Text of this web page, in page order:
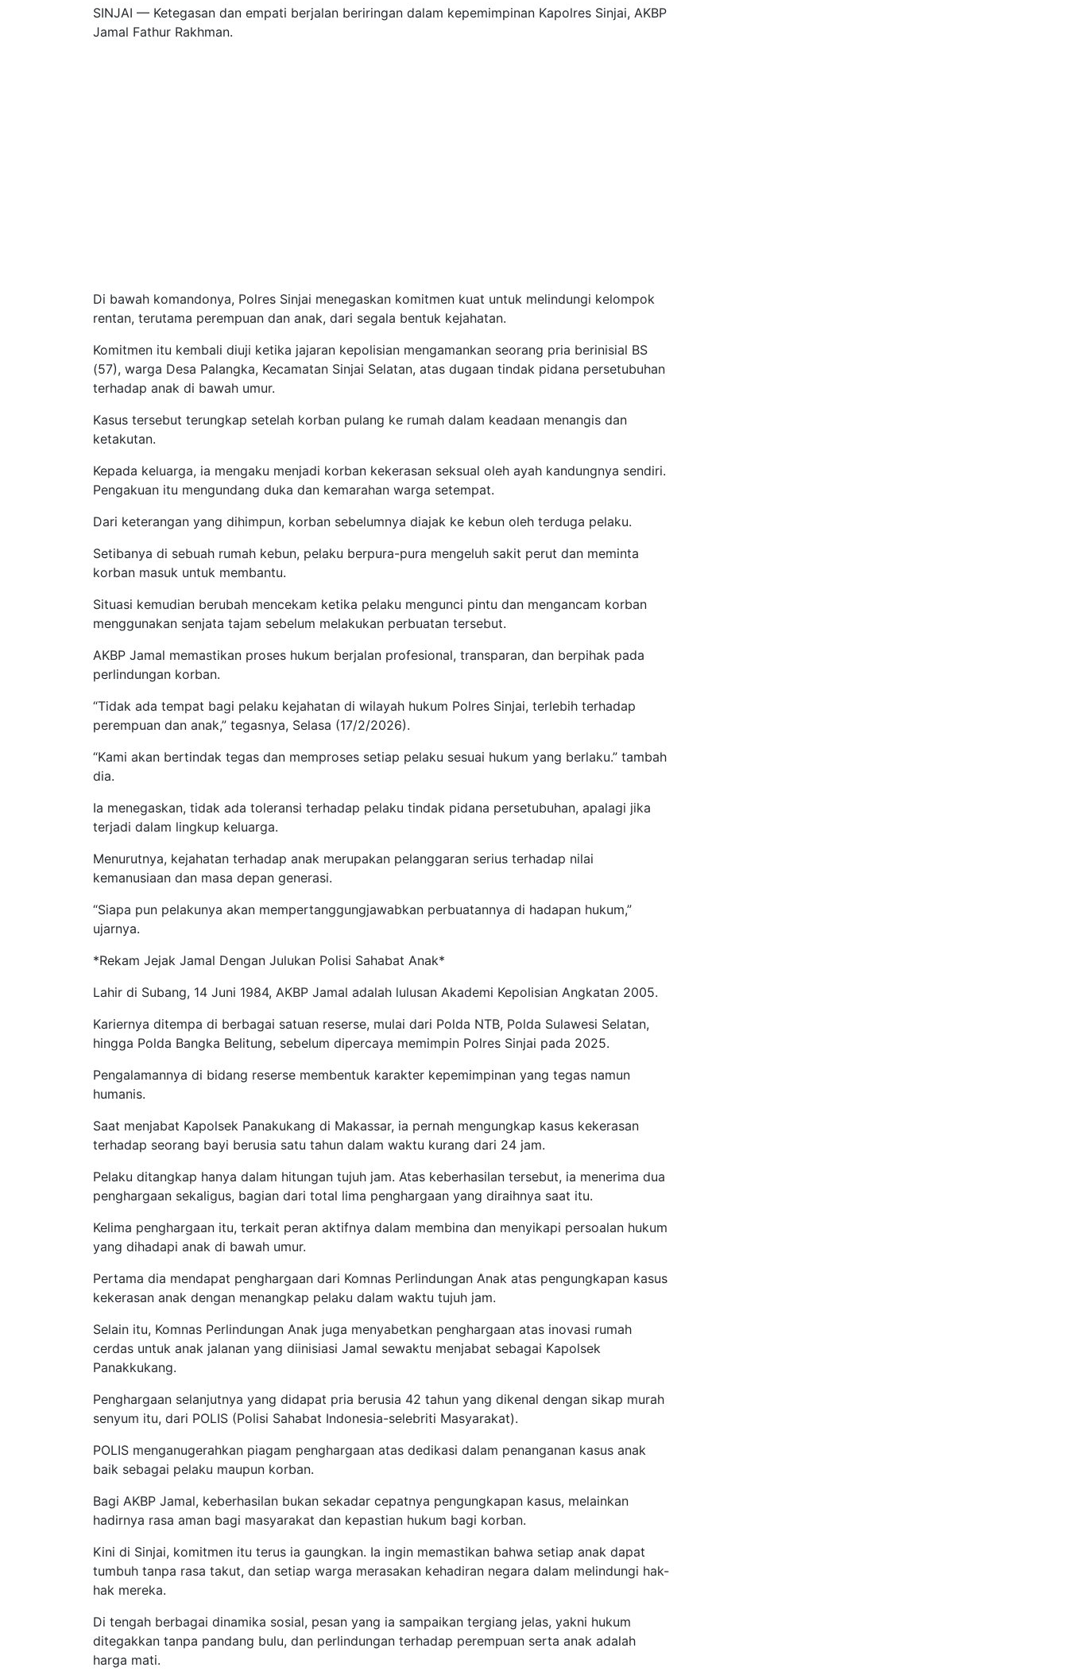
SINJAI — Ketegasan dan empati berjalan beriringan dalam kepemimpinan Kapolres Sinjai, AKBP
Jamal Fathur Rakhman.
Di bawah komandonya, Polres Sinjai menegaskan komitmen kuat untuk melindungi kelompok
rentan, terutama perempuan dan anak, dari segala bentuk kejahatan.
Komitmen itu kembali diuji ketika jajaran kepolisian mengamankan seorang pria berinisial BS
(57), warga Desa Palangka, Kecamatan Sinjai Selatan, atas dugaan tindak pidana persetubuhan
terhadap anak di bawah umur.
Kasus tersebut terungkap setelah korban pulang ke rumah dalam keadaan menangis dan
ketakutan.
Kepada keluarga, ia mengaku menjadi korban kekerasan seksual oleh ayah kandungnya sendiri.
Pengakuan itu mengundang duka dan kemarahan warga setempat.
Dari keterangan yang dihimpun, korban sebelumnya diajak ke kebun oleh terduga pelaku.
Setibanya di sebuah rumah kebun, pelaku berpura-pura mengeluh sakit perut dan meminta
korban masuk untuk membantu.
Situasi kemudian berubah mencekam ketika pelaku mengunci pintu dan mengancam korban
menggunakan senjata tajam sebelum melakukan perbuatan tersebut.
AKBP Jamal memastikan proses hukum berjalan profesional, transparan, dan berpihak pada
perlindungan korban.
“Tidak ada tempat bagi pelaku kejahatan di wilayah hukum Polres Sinjai, terlebih terhadap
perempuan dan anak,” tegasnya, Selasa (17/2/2026).
“Kami akan bertindak tegas dan memproses setiap pelaku sesuai hukum yang berlaku.” tambah
dia.
Ia menegaskan, tidak ada toleransi terhadap pelaku tindak pidana persetubuhan, apalagi jika
terjadi dalam lingkup keluarga.
Menurutnya, kejahatan terhadap anak merupakan pelanggaran serius terhadap nilai
kemanusiaan dan masa depan generasi.
“Siapa pun pelakunya akan mempertanggungjawabkan perbuatannya di hadapan hukum,”
ujarnya.
*Rekam Jejak Jamal Dengan Julukan Polisi Sahabat Anak*
Lahir di Subang, 14 Juni 1984, AKBP Jamal adalah lulusan Akademi Kepolisian Angkatan 2005.
Kariernya ditempa di berbagai satuan reserse, mulai dari Polda NTB, Polda Sulawesi Selatan,
hingga Polda Bangka Belitung, sebelum dipercaya memimpin Polres Sinjai pada 2025.
Pengalamannya di bidang reserse membentuk karakter kepemimpinan yang tegas namun
humanis.
Saat menjabat Kapolsek Panakukang di Makassar, ia pernah mengungkap kasus kekerasan
terhadap seorang bayi berusia satu tahun dalam waktu kurang dari 24 jam.
Pelaku ditangkap hanya dalam hitungan tujuh jam. Atas keberhasilan tersebut, ia menerima dua
penghargaan sekaligus, bagian dari total lima penghargaan yang diraihnya saat itu.
Kelima penghargaan itu, terkait peran aktifnya dalam membina dan menyikapi persoalan hukum
yang dihadapi anak di bawah umur.
Pertama dia mendapat penghargaan dari Komnas Perlindungan Anak atas pengungkapan kasus
kekerasan anak dengan menangkap pelaku dalam waktu tujuh jam.
Selain itu, Komnas Perlindungan Anak juga menyabetkan penghargaan atas inovasi rumah
cerdas untuk anak jalanan yang diinisiasi Jamal sewaktu menjabat sebagai Kapolsek
Panakkukang.
Penghargaan selanjutnya yang didapat pria berusia 42 tahun yang dikenal dengan sikap murah
senyum itu, dari POLIS (Polisi Sahabat Indonesia-selebriti Masyarakat).
POLIS menganugerahkan piagam penghargaan atas dedikasi dalam penanganan kasus anak
baik sebagai pelaku maupun korban.
Bagi AKBP Jamal, keberhasilan bukan sekadar cepatnya pengungkapan kasus, melainkan
hadirnya rasa aman bagi masyarakat dan kepastian hukum bagi korban.
Kini di Sinjai, komitmen itu terus ia gaungkan. Ia ingin memastikan bahwa setiap anak dapat
tumbuh tanpa rasa takut, dan setiap warga merasakan kehadiran negara dalam melindungi hak-
hak mereka.
Di tengah berbagai dinamika sosial, pesan yang ia sampaikan tergiang jelas, yakni hukum
ditegakkan tanpa pandang bulu, dan perlindungan terhadap perempuan serta anak adalah
harga mati.